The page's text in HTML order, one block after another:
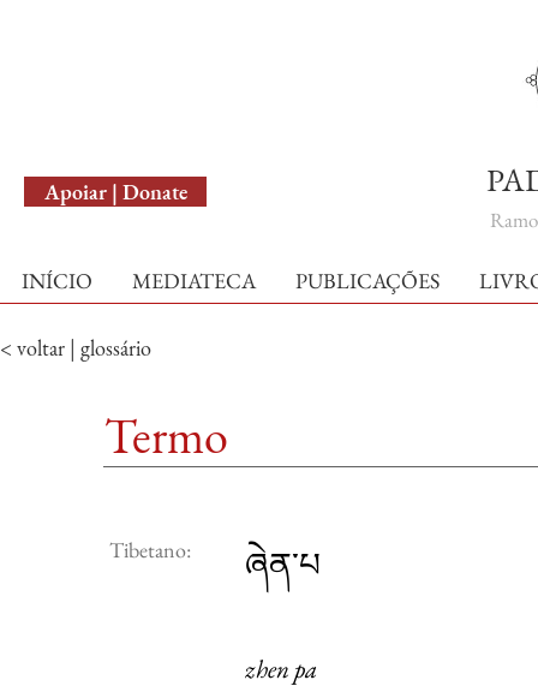
Apoiar | Donate
INÍCIO MEDIATECA PUBLICAÇÕES
< voltar | glossário
Termo
Tibetano: ཞེན་པ
zhen pa